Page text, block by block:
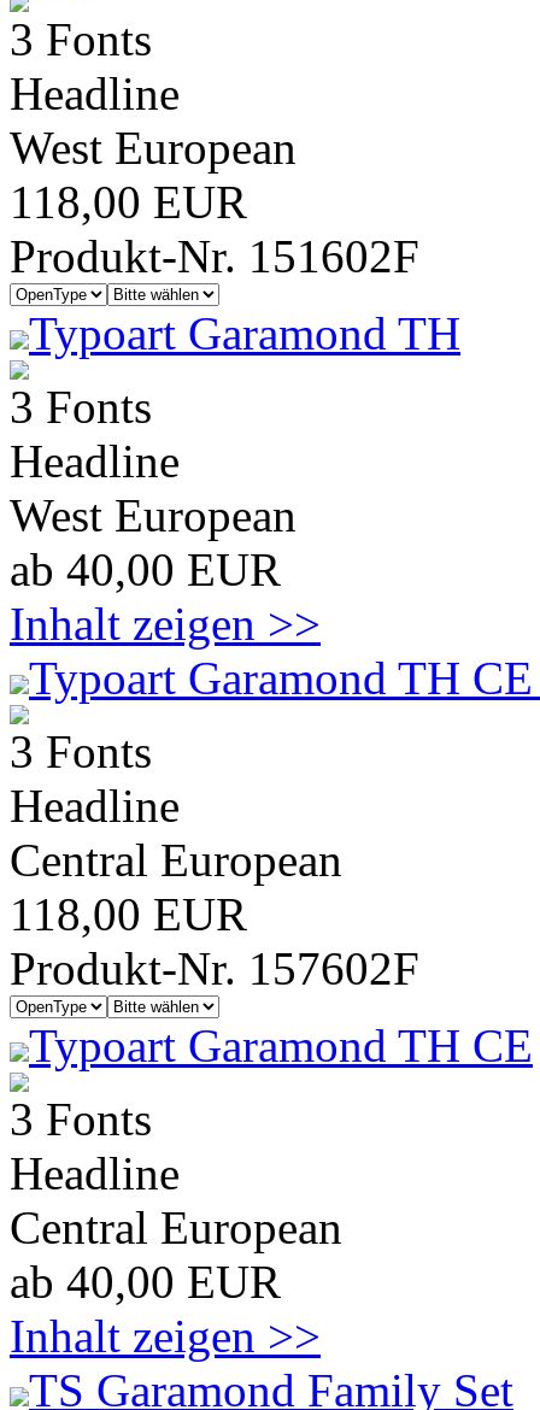
3 Fonts
Headline
West European
118,00 EUR
Produkt-Nr. 151602F
Typoart Garamond TH
3 Fonts
Headline
West European
ab 40,00 EUR
Inhalt zeigen >>
Typoart Garamond TH
3 Fonts
Headline
Central European
118,00 EUR
Produkt-Nr. 157602F
Typoart Garamond TH CE
3 Fonts
Headline
Central European
ab 40,00 EUR
Inhalt zeigen >>
TS Garamond Family Set